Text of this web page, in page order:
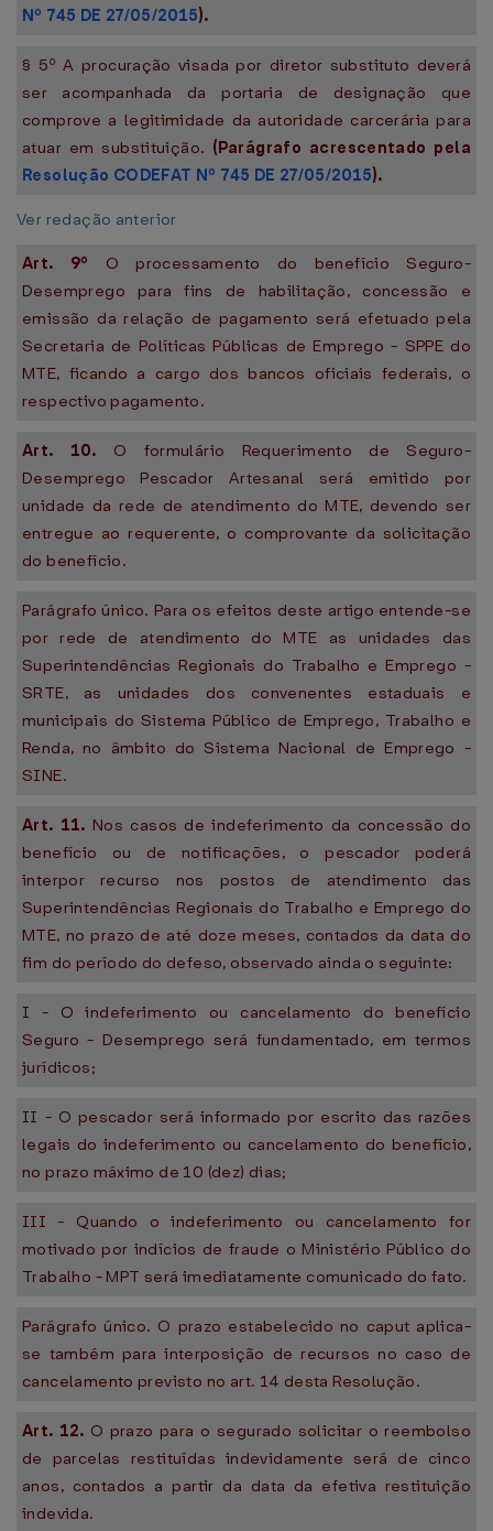
Nº 745 DE 27/05/2015).
§ 5º A procuração visada por diretor substituto deverá
ser acompanhada da portaria de designação que
comprove a legitimidade da autoridade carcerária para
atuar em substituição. (Parágrafo acrescentado pela
Resolução CODEFAT Nº 745 DE 27/05/2015).
Ver redação anterior
Art. 9º O processamento do benefício Seguro-
Desemprego para fins de habilitação, concessão e
emissão da relação de pagamento será efetuado pela
Secretaria de Políticas Públicas de Emprego - SPPE do
MTE, ficando a cargo dos bancos oficiais federais, o
respectivo pagamento.
Art. 10. O formulário Requerimento de Seguro-
Desemprego Pescador Artesanal será emitido por
unidade da rede de atendimento do MTE, devendo ser
entregue ao requerente, o comprovante da solicitação
do benefício.
Parágrafo único. Para os efeitos deste artigo entende-se
por rede de atendimento do MTE as unidades das
Superintendências Regionais do Trabalho e Emprego -
SRTE, as unidades dos convenentes estaduais e
municipais do Sistema Público de Emprego, Trabalho e
Renda, no âmbito do Sistema Nacional de Emprego -
SINE.
Art. 11. Nos casos de indeferimento da concessão do
benefício ou de notificações, o pescador poderá
interpor recurso nos postos de atendimento das
Superintendências Regionais do Trabalho e Emprego do
MTE, no prazo de até doze meses, contados da data do
fim do período do defeso, observado ainda o seguinte:
I - O indeferimento ou cancelamento do benefício
Seguro - Desemprego será fundamentado, em termos
jurídicos;
II - O pescador será informado por escrito das razões
legais do indeferimento ou cancelamento do benefício,
no prazo máximo de 10 (dez) dias;
III - Quando o indeferimento ou cancelamento for
motivado por indícios de fraude o Ministério Público do
Trabalho - MPT será imediatamente comunicado do fato.
Parágrafo único. O prazo estabelecido no caput aplica-
se também para interposição de recursos no caso de
cancelamento previsto no art. 14 desta Resolução.
Art. 12. O prazo para o segurado solicitar o reembolso
de parcelas restituídas indevidamente será de cinco
anos, contados a partir da data da efetiva restituição
indevida.